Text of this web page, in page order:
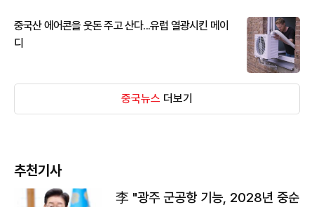
중국산 에어콘을 웃돈 주고 산다...유럽 열광시킨 메이
디
중국뉴스 더보기
추천기사
李 "광주 군공항 기능, 2028년 중순